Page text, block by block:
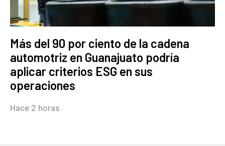
Más del 90 por ciento de la cadena
automotriz en Guanajuato podría
aplicar criterios ESG en sus
operaciones
Hace 2 horas